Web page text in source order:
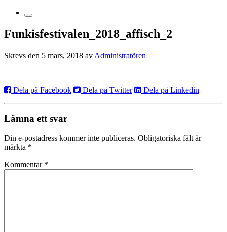
Funkisfestivalen_2018_affisch_2
Skrevs den 5 mars, 2018 av Administratören
Dela på Facebook Dela på Twitter Dela på Linkedin
Lämna ett svar
Din e-postadress kommer inte publiceras. Obligatoriska fält är
märkta *
Kommentar *